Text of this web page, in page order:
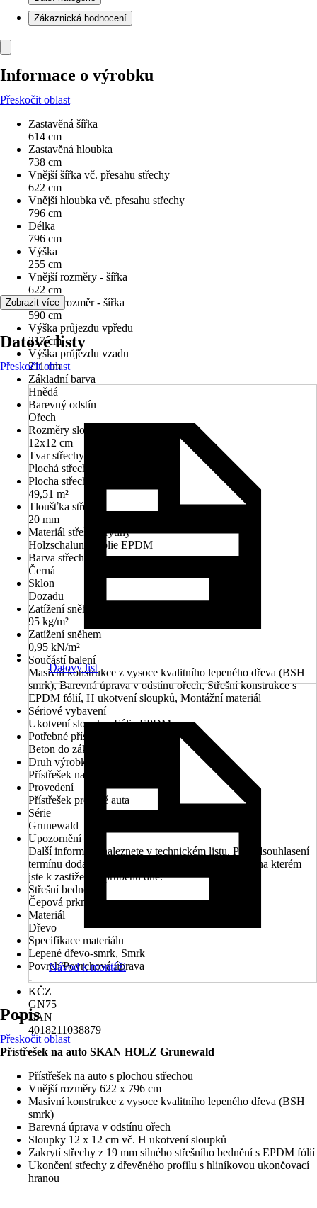
Zákaznická hodnocení
Informace o výrobku
Přeskočit oblast
Zastavěná šířka
614 cm
Zastavěná hloubka
738 cm
Vnější šířka vč. přesahu střechy
622 cm
Vnější hloubka vč. přesahu střechy
796 cm
Délka
796 cm
Výška
255 cm
Vnější rozměry - šířka
622 cm
Vnitřní rozměr - šířka
590 cm
Výška průjezdu vpředu
217 cm
Výška průjezdu vzadu
211 cm
Základní barva
Hnědá
Barevný odstín
Ořech
Rozměry sloupů/sloupků
12x12 cm
Tvar střechy
Plochá střecha
Plocha střechy
49,51 m²
Tloušťka střechy
20 mm
Materiál střešní krytiny
Holzschalung, Fólie EPDM
Barva střechy
Černá
Sklon
Dozadu
Zatížení sněhem
95 kg/m²
Zatížení sněhem
0,95 kN/m²
Součástí balení
Masivní konstrukce z vysoce kvalitního lepeného dřeva (BSH
smrk), Barevná úprava v odstínu ořech, Střešní konstrukce s
EPDM fólií, H ukotvení sloupků, Montážní materiál
Sériové vybavení
Ukotvení sloupku, Fólie EPDM
Potřebné příslušenství
Beton do základů
Druh výrobku
Přístřešek na auto
Provedení
Přístřešek pro dvě auta
Série
Grunewald
Upozornění
Další informace naleznete v technickém listu. Pro odsouhlasení
termínu dodání prosím uveďte Vaše telefonní číslo, na kterém
jste k zastižení v průběhu dne.
Střešní bednění
Čepová prkna
Materiál
Dřevo
Specifikace materiálu
Lepené dřevo-smrk, Smrk
Povrch/Povrchová úprava
-
KČZ
GN75
EAN
4018211038879
Zobrazit více
Datové listy
Přeskočit oblast
Datový list
Návod k montáži
Popis
Přeskočit oblast
Přístřešek na auto SKAN HOLZ Grunewald
Přístřešek na auto s plochou střechou
Vnější rozměry 622 x 796 cm
Masivní konstrukce z vysoce kvalitního lepeného dřeva (BSH
smrk)
Barevná úprava v odstínu ořech
Sloupky 12 x 12 cm vč. H ukotvení sloupků
Zakrytí střechy z 19 mm silného střešního bednění s EPDM fólií
Ukončení střechy z dřevěného profilu s hliníkovou ukončovací
hranou